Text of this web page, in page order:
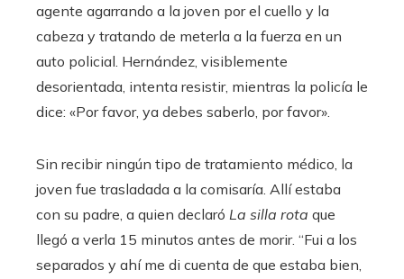
agente agarrando a la joven por el cuello y la
cabeza y tratando de meterla a la fuerza en un
auto policial. Hernández, visiblemente
desorientada, intenta resistir, mientras la policía le
dice: «Por favor, ya debes saberlo, por favor».
Sin recibir ningún tipo de tratamiento médico, la
joven fue trasladada a la comisaría. Allí estaba
con su padre, a quien declaró La silla rota que
llegó a verla 15 minutos antes de morir. “Fui a los
separados y ahí me di cuenta de que estaba bien,